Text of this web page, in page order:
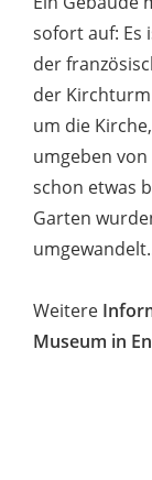
sofort auf: Es
der
der
um die
umgeben
schon etwas
Garten
Weitere
Museum in